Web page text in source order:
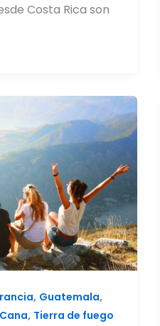
Costa Rica son
, Guatemala,
, Tierra de fuego